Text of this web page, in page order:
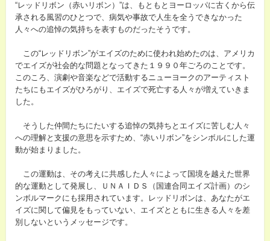
“レッドリボン（赤いリボン）”は、もともとヨーロッパに古くから伝
承される風習のひとつで、病気や事故で人生を全うできなかった
人々への追悼の気持ちを表すものだったそうです。
この“レッドリボン”がエイズのために使われ始めたのは、アメリカ
でエイズが社会的な問題となってきた１９９０年ごろのことです。
このころ、演劇や音楽などで活動するニューヨークのアーティスト
たちにもエイズがひろがり、エイズで死亡する人々が増えていきま
した。
そうした仲間たちにたいする追悼の気持ちとエイズに苦しむ人々
への理解と支援の意思を示すため、“赤いリボン”をシンボルにした運
動が始まりました。
この運動は、その考えに共感した人々によって国境を越えた世界
的な運動として発展し、ＵＮＡＩＤＳ（国連合同エイズ計画）のシ
ンボルマークにも採用されています。レッドリボンは、あなたがエ
イズに関して偏見をもっていない、エイズとともに生きる人々を差
別しないというメッセージです。